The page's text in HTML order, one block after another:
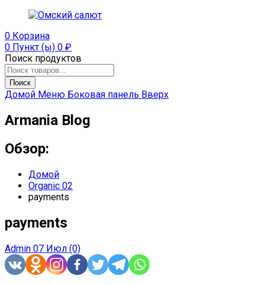
0 Корзина
0 Пункт (ы) 0 ₽
Поиск продуктов
Поиск
Домой Меню Боковая панель Вверх
Armania Blog
Обзор:
Домой
Organic 02
payments
payments
Admin 07 Июл (0)